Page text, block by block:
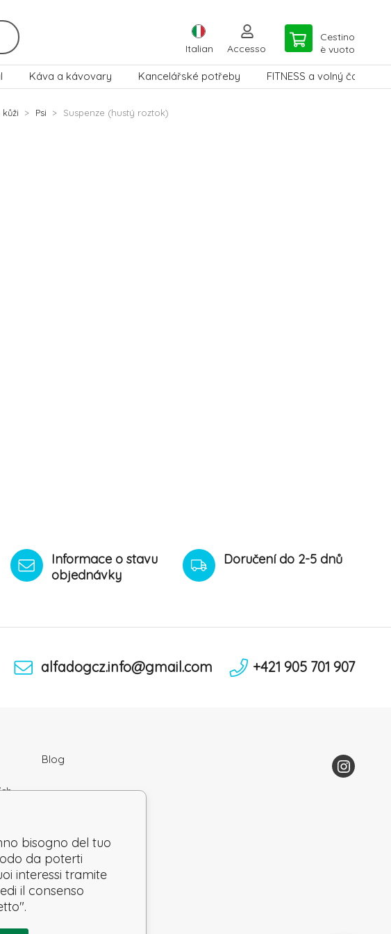
Italian Accesso
Cestino
è vuoto
Káva a kávovary Kancelářské potřeby FITNESS a volný čas
Psi Suspenze (hustý roztok)
Informace o stavu
objednávky
Doručení do 2-5 dnů
alfadogcz.info@gmail.com +421 905 701 907
Blog
bisogno del tuo
da poterti
interessi tramite
il consenso